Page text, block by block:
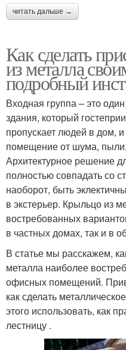
читать дальше →
Как сделать
из металла
подробный
Входная группа – это
здания, который
пропускает людей в дом,
помещение от шума, пыли,
Архитектурное решение
полностью совпадать со
наоборот, быть
в экстерьер. Крыльцо из
востребованных
в частных домах, так и в
В статье мы расскажем,
металла наиболее
офисных помещений.
как сделать
этого использовать, как
лестницу .